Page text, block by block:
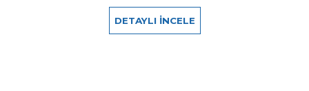
DETAYLI İNCELE